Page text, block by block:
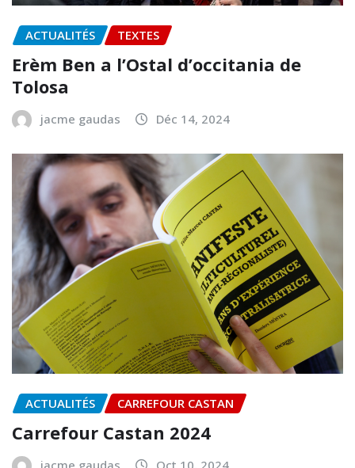
ACTUALITÉS TEXTES
Erèm Ben a l’Ostal d’occitania de
Tolosa
jacme gaudas Déc 14, 2024
ACTUALITÉS CARREFOUR CASTAN
Carrefour Castan 2024
jacme gaudas Oct 10, 2024